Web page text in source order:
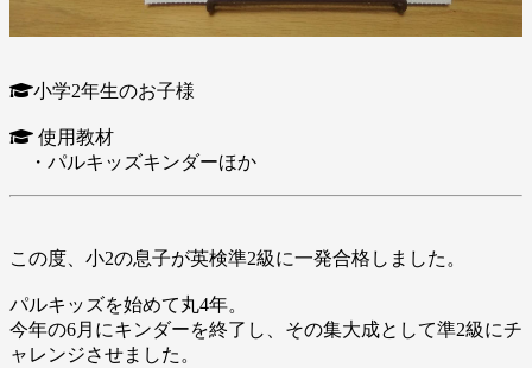
小学2年生のお子様
使用教材
・パルキッズキンダーほか
この度、小2の息子が英検準2級に一発合格しました。
パルキッズを始めて丸4年。
今年の6月にキンダーを終了し、その集大成として準2級にチ
ャレンジさせました。